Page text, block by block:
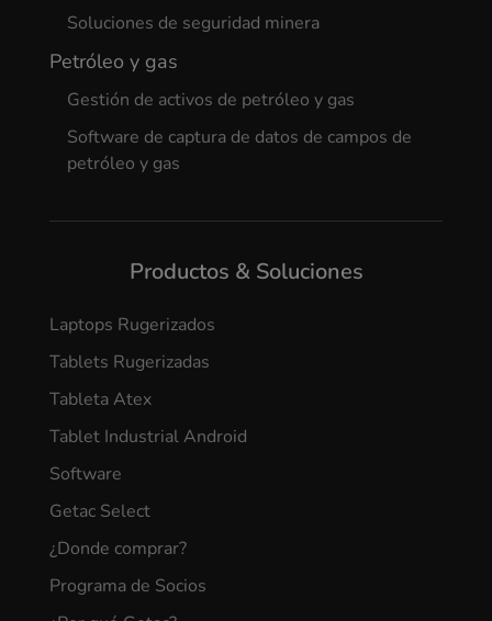
Soluciones de seguridad minera
Petróleo y gas
Gestión de activos de petróleo y gas
Software de captura de datos de campos de
petróleo y gas
Productos & Soluciones
Laptops Rugerizados
Tablets Rugerizadas
Tableta Atex
Tablet Industrial Android
Software
Getac Select
¿Donde comprar?
Programa de Socios